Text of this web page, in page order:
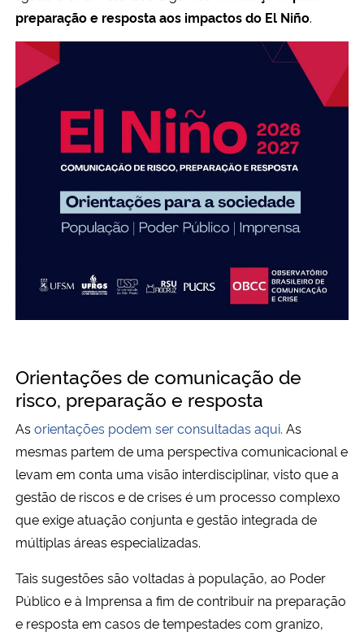
preparação e resposta aos impactos do El Niño.
Orientações de comunicação de
risco, preparação e resposta
Asorientações podem ser consultadas aqui. As
mesmas partem de uma perspectiva comunicacional e
levam em conta uma visão interdisciplinar, visto que a
gestão de riscos e de crises é um processo complexo
que exige atuação conjunta e gestão integrada de
múltiplas áreas especializadas.
Tais sugestões são voltadas à população, ao Poder
Público e à Imprensa a fim de contribuir na preparação
e resposta em casos de tempestades com granizo,